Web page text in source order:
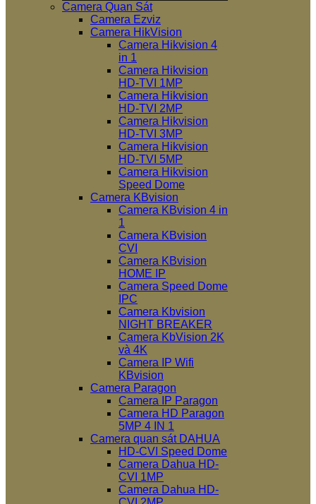
Camera Quan Sát
Camera Ezviz
Camera HikVision
Camera Hikvision 4
in 1
Camera Hikvision
HD-TVI 1MP
Camera Hikvision
HD-TVI 2MP
Camera Hikvision
HD-TVI 3MP
Camera Hikvision
HD-TVI 5MP
Camera Hikvision
Speed Dome
Camera KBvision
Camera KBvision 4 in
1
Camera KBvision
CVI
Camera KBvision
HOME IP
Camera Speed Dome
IPC
Camera Kbvision
NIGHT BREAKER
Camera KbVision 2K
và 4K
Camera IP Wifi
KBvision
Camera Paragon
Camera IP Paragon
Camera HD Paragon
5MP 4 IN 1
Camera quan sát DAHUA
HD-CVI Speed Dome
Camera Dahua HD-
CVI 1MP
Camera Dahua HD-